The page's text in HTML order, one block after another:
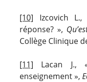
[10] Izcovich
réponse? »,
Collège Clinique
[11] Lacan J.,
enseignement »,